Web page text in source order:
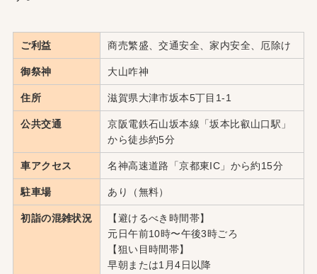
ご利益 商売繁盛、交通安全、家内安全、厄除け
御祭神 大山咋神
住所 滋賀県大津市坂本5丁目1-1
公共交通
京阪電鉄石山坂本線「坂本比叡山口駅」
から徒歩約5分
車アクセス 名神高速道路「京都東IC」から約15分
駐車場 あり（無料）
初詣の混雑状況
【避けるべき時間帯】
元日午前10時〜午後3時ごろ
【狙い目時間帯】
早朝または1月4日以降